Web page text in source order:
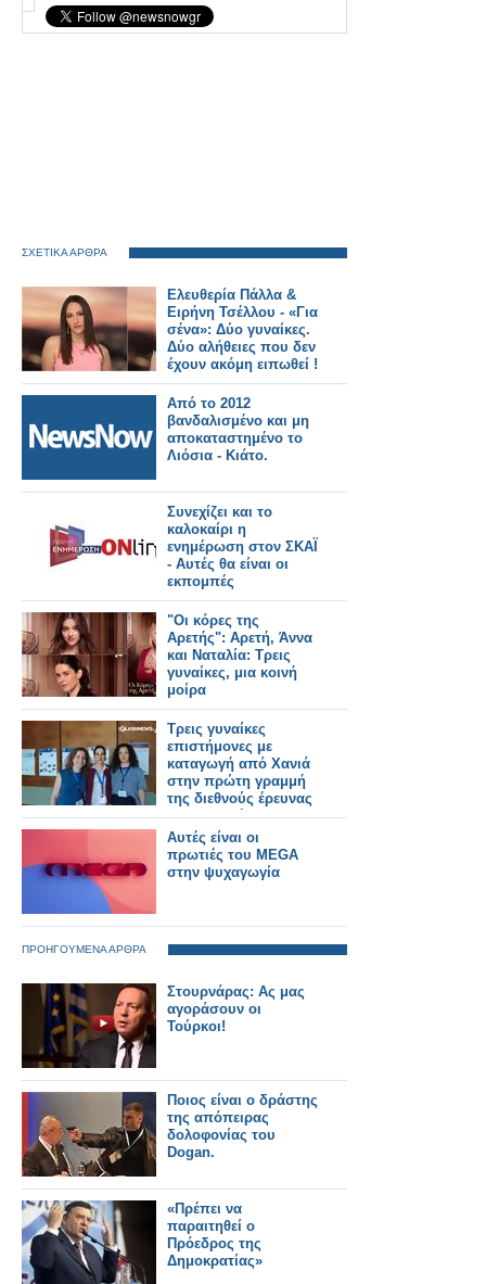
ΣΧΕΤΙΚΑ ΑΡΘΡΑ
Ελευθερία Πάλλα &
Ειρήνη Τσέλλου - «Για
σένα»: Δύο γυναίκες.
Δύο αλήθειες που δεν
έχουν ακόμη ειπωθεί !
Έρχεται στον Alpha!
Από το 2012
βανδαλισμένο και μη
αποκαταστημένο το
Λιόσια - Κιάτο.
Συνεχίζει και το
καλοκαίρι η
ενημέρωση στον ΣΚΑΪ
- Αυτές θα είναι οι
εκπομπές
"Οι κόρες της
Αρετής": Αρετή, Άννα
και Ναταλία: Τρεις
γυναίκες, μια κοινή
μοίρα
Τρεις γυναίκες
επιστήμονες με
καταγωγή από Χανιά
στην πρώτη γραμμή
της διεθνούς έρευνας
στη φυσική
Αυτές είναι οι
πρωτιές του MEGA
στην ψυχαγωγία
ΠΡΟΗΓΟΥΜΕΝΑ ΑΡΘΡΑ
Στουρνάρας: Ας μας
αγοράσουν οι
Τούρκοι!
Ποιος είναι ο δράστης
της απόπειρας
δολοφονίας του
Dogan.
«Πρέπει να
παραιτηθεί ο
Πρόεδρος της
Δημοκρατίας»